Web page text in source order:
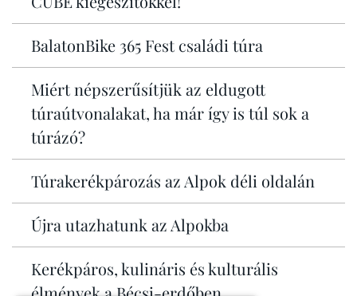
BalatonBike 365 Fest családi túra
Miért népszerűsítjük az eldugott
túraútvonalakat, ha már így is túl sok a
túrázó?
Túrakerékpározás az Alpok déli oldalán
Újra utazhatunk az Alpokba
Kerékpáros, kulináris és kulturális